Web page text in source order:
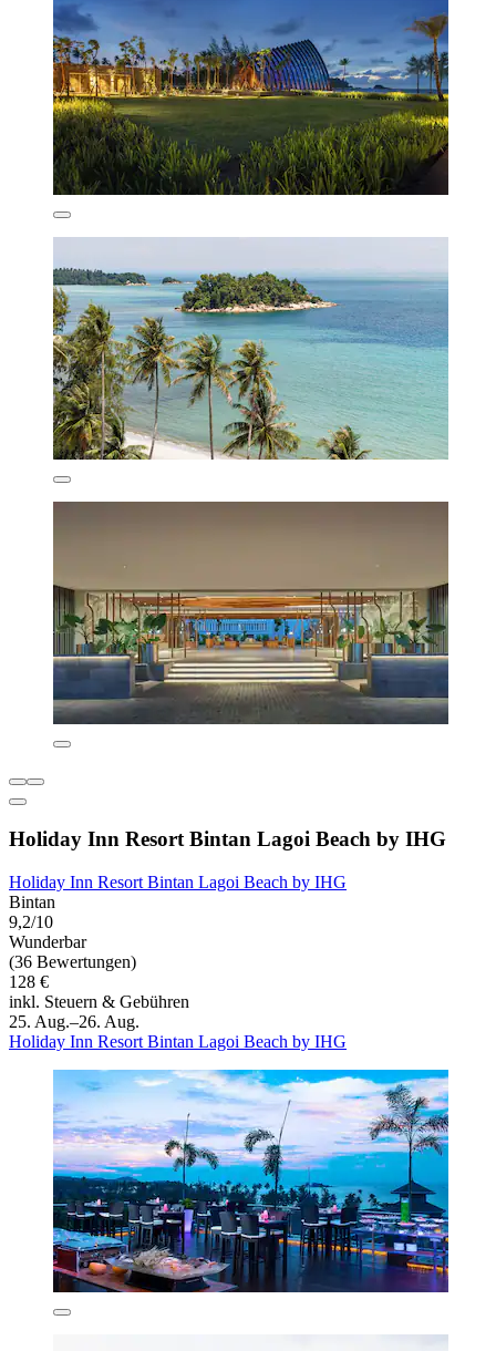
Holiday Inn Resort Bintan Lagoi Beach by IHG
Holiday Inn Resort Bintan Lagoi Beach by IHG
Bintan
9,2/10
Wunderbar
(36 Bewertungen)
128 €
inkl. Steuern & Gebühren
25. Aug.–26. Aug.
Holiday Inn Resort Bintan Lagoi Beach by IHG